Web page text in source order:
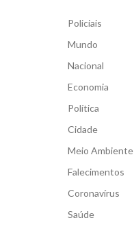
Policiais
Mundo
Nacional
Economia
Política
Cidade
Meio Ambiente
Falecimentos
Coronavírus
Saúde